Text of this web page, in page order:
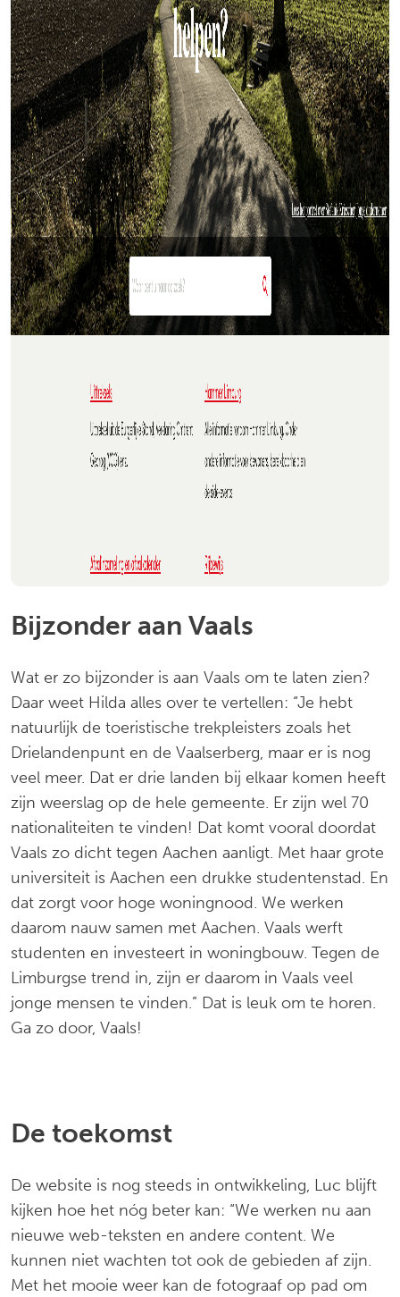
Bijzonder aan Vaals
Wat er zo bijzonder is aan Vaals om te laten zien?
Daar weet Hilda alles over te vertellen: “Je hebt
natuurlijk de toeristische trekpleisters zoals het
Drielandenpunt en de Vaalserberg, maar er is nog
veel meer. Dat er drie landen bij elkaar komen heeft
zijn weerslag op de hele gemeente. Er zijn wel 70
nationaliteiten te vinden! Dat komt vooral doordat
Vaals zo dicht tegen Aachen aanligt. Met haar grote
universiteit is Aachen een drukke studentenstad. En
dat zorgt voor hoge woningnood. We werken
daarom nauw samen met Aachen. Vaals werft
studenten en investeert in woningbouw. Tegen de
Limburgse trend in, zijn er daarom in Vaals veel
jonge mensen te vinden.” Dat is leuk om te horen.
Ga zo door, Vaals!
De toekomst
De website is nog steeds in ontwikkeling, Luc blijft
kijken hoe het nóg beter kan: “We werken nu aan
nieuwe web-teksten en andere content. We
kunnen niet wachten tot ook de gebieden af zijn.
Met het mooie weer kan de fotograaf op pad om